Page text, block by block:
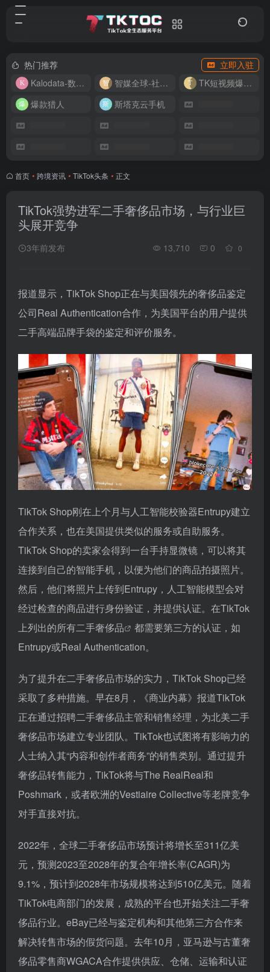
热门推荐
立即入驻
Kalodata-数据分析平台
智媒全球-社媒管理平台
TK短视频爆款复刻
爆款猎人
斯塔克云手机
首页 • 跨境资讯 • TikTok头条 • 正文
TikTok强势进军二手奢侈品市场，与行业巨
头展开竞争
3年前发布 13,710 0 0
报道显示，TikTok Shop正在与美国领先的奢侈品鉴定
公司Real Authentication合作，为美国平台的用户提供
二手高端品牌手袋的鉴定和评价服务。
TikTok Shop刚在上个月与人工智能校验器Entrupy建立
合作关系，也在美国提供类似的服务或自助服务。
TikTok Shop的卖家会得到一台手持显微镜，可以将其
连接到自己的智能手机，以便为他们的商品拍摄照片。
然后，他们将照片上传到Entrupy，人工智能模型会对
经过检查的商品进行身份验证，并提供认证。在TikTok
上列出的所有二手奢侈品
都需要第三方的认证，如
Entrupy或Real Authentication。
为了提升在二手奢侈品市场的实力，TikTok Shop已经
采取了多种措施。早在8月，《商业内幕》报道TikTok
正在通过招聘二手奢侈品主管和销售经理，为北美二手
奢侈品市场建立专业团队。TikTok也试图将有影响力的
人士纳入其“内容和创作者商务”的销售类别。通过提升
奢侈品转售能力，TikTok将与The RealReal和
Poshmark，或者欧洲的Vestiaire Collective等老牌竞争
对手直接对抗。
2022年，全球二手奢侈品市场预计将增长至311亿美
元，预测2023至2028年的复合年增长率(CAGR)为
9.1%，预计到2028年市场规模将达到510亿美元。随着
TikTok电商部门的发展，成熟的平台也开始关注二手奢
侈品行业。eBay已经与鉴定机构和其他第三方合作来
解决转售市场的假货问题。去年10月，亚马逊与古董奢
侈品零售商WGACA合作提供供应、仓储、运输和认证